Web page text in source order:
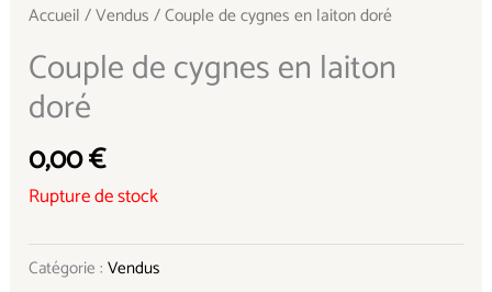
Accueil /Vendus / Couple de cygnes en laiton doré
Couple de cygnes en laiton
doré
0,00€
Rupture de stock
Catégorie :Vendus